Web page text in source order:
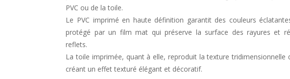
PVC ou de la toile.
Le PVC imprimé en haute définition garantit des couleurs
protégé par un film mat qui préserve la surface des rayures et
reflets.
La toile imprimée, quant à elle, reproduit la texture tridimensionnelle
créant un effet texturé élégant et décoratif.